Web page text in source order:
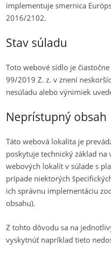
implementuje smernica
2016/2102.
Stav súladu
Toto webové sídlo je
99/2019 Z. z. v znení
nesúladu alebo výnimiek
Neprístupný obsah
Táto webová lokalita je
poskytuje technický základ
webových lokalít v súlade s
prípade niektorých
ich správnu implementáciu
obsahu).
Z tohto dôvodu sa na
vyskytnúť napríklad tieto